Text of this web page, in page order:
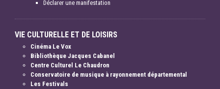
Déclarer une manifestation
VIE CULTURELLE ET DE LOISIRS
Cinéma Le Vox
Bibliothèque Jacques Cabanel
Centre Culturel Le Chaudron
Conservatoire de musique à rayonnement départemental
Les Festivals